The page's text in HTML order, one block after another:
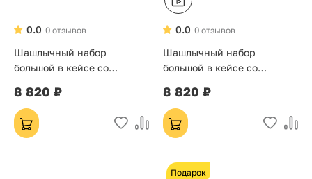
0 отзывов
0.0
Шашлычный набор
большой в кейсе со
8 820 ₽
0 отзывов
0.0
Шашлычный набор
большой в кейсе со
8 820 ₽
Подарок